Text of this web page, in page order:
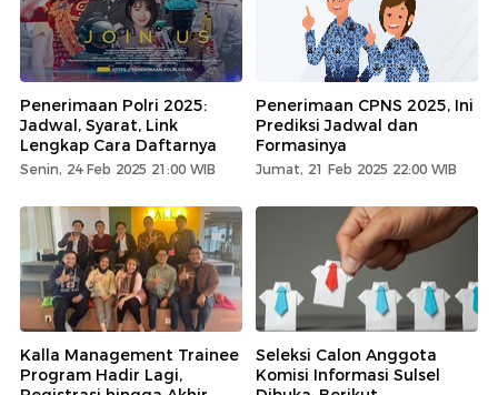
Penerimaan Polri 2025:
Jadwal, Syarat, Link
Lengkap Cara Daftarnya
Senin, 24 Feb 2025 21:00 WIB
Penerimaan CPNS 2025, Ini
Prediksi Jadwal dan
Formasinya
Jumat, 21 Feb 2025 22:00 WIB
Kalla Management Trainee
Program Hadir Lagi,
Seleksi Calon Anggota
Komisi Informasi Sulsel